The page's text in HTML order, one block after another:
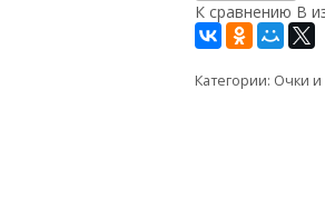
К сравнению В
Категории: Очки и